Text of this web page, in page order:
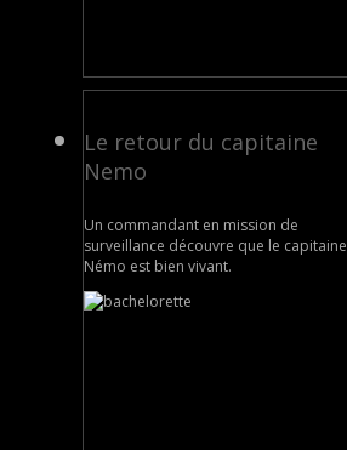
Le retour du capitaine
Nemo
Un commandant en mission de
surveillance découvre que le capitaine
Némo est bien vivant.